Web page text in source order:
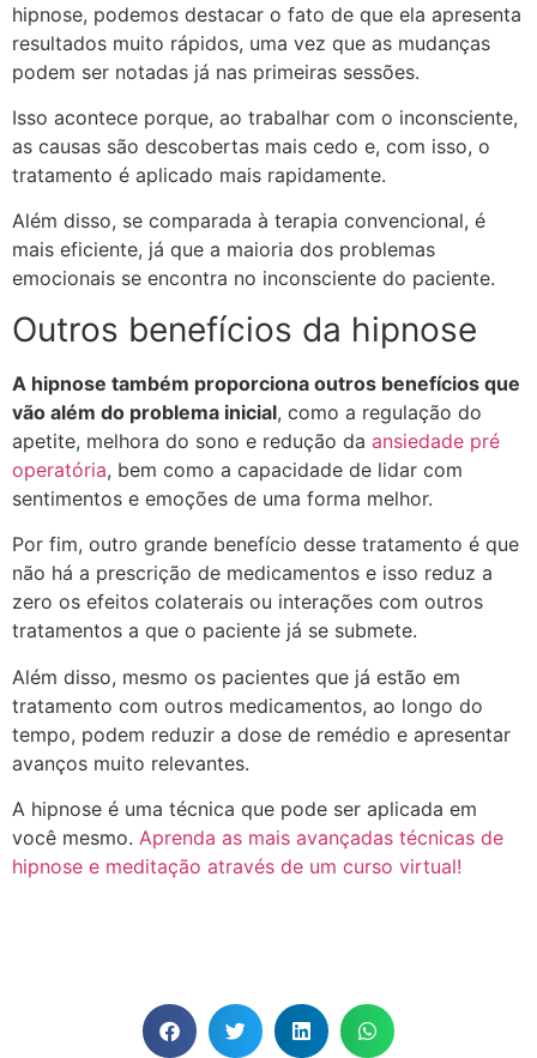
hipnose, podemos destacar o fato de que ela apresenta
resultados muito rápidos, uma vez que as mudanças
podem ser notadas já nas primeiras sessões.
Isso acontece porque, ao trabalhar com o inconsciente,
as causas são descobertas mais cedo e, com isso, o
tratamento é aplicado mais rapidamente.
Além disso, se comparada à terapia convencional, é
mais eficiente, já que a maioria dos problemas
emocionais se encontra no inconsciente do paciente.
Outros benefícios da hipnose
A hipnose também proporciona outros benefícios que
vão além do problema inicial, como a regulação do
apetite, melhora do sono e redução da ansiedade pré
operatória, bem como a capacidade de lidar com
sentimentos e emoções de uma forma melhor.
Por fim, outro grande benefício desse tratamento é que
não há a prescrição de medicamentos e isso reduz a
zero os efeitos colaterais ou interações com outros
tratamentos a que o paciente já se submete.
Além disso, mesmo os pacientes que já estão em
tratamento com outros medicamentos, ao longo do
tempo, podem reduzir a dose de remédio e apresentar
avanços muito relevantes.
A hipnose é uma técnica que pode ser aplicada em
você mesmo. Aprenda as mais avançadas técnicas de
hipnose e meditação através de um curso virtual!